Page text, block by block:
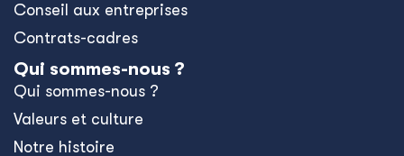
Conseil aux entreprises
Contrats-cadres
Qui sommes-nous ?
Qui sommes-nous ?
Valeurs et culture
Notre histoire